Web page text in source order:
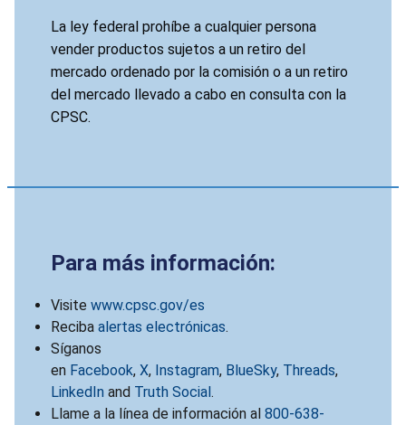
La ley federal prohíbe a cualquier persona
vender productos sujetos a un retiro del
mercado ordenado por la comisión o a un retiro
del mercado llevado a cabo en consulta con la
CPSC.
Para más información:
Visite www.cpsc.gov/es
Reciba alertas electrónicas.
Síganos
en Facebook, X, Instagram, BlueSky, Threads,
LinkedIn and Truth Social.
Llame a la línea de información al 800-638-